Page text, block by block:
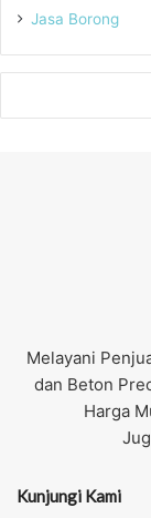
Jasa Borong
Melayani
dan Beton
Harga
Kunjungi Kami